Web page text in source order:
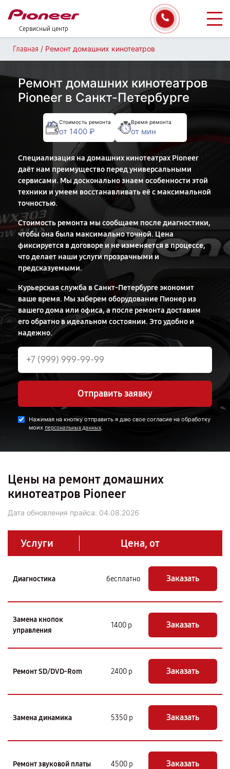
Сервисный центр
Главная / Ремонт домашних кинотеатров
Ремонт домашних кинотеатров
Pioneer в Санкт-Петербурге
Стоимость ремонта
от 1400 ₽
Время ремонта
от мин
Специализация на домашних кинотеатрах Pioneer
даёт нам преимущество перед универсальными
сервисами. Мы досконально знаем особенности этой
техники и умеем восстанавливать её с максимальной
точностью.
Стоимость ремонта мы сообщаем после диагностики,
чтобы она была максимально точной. Цена
фиксируется в договоре и не изменяется в процессе,
что делает наши услуги прозрачными и
предсказуемыми.
Курьерская служба в Санкт-Петербурге экономит
ваше время. Мы заберем оборудование Пионер из
вашего дома или офиса, а после ремонта доставим
его обратно в идеальном состоянии. Это удобно и
надежно.
Отправить заявку
Нажимая на кнопку отправить я даю свое согласие на обработку
моих персональных данных.
Цены на ремонт домашних
кинотеатров Pioneer
Дата обновления прайса: 04.08.2026
Услуги Цена, от
Диагностика бесплатно Заказать
Замена кнопок
управления
1400 р Заказать
Ремонт SD/DVD-Rom 2400 р Заказать
Замена динамика 5350 р Заказать
Ремонт звуковой платы 4500 р Заказать